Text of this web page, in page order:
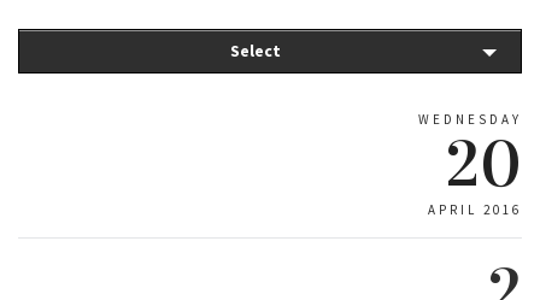
Select
WEDNESDAY
20
APRIL 2016